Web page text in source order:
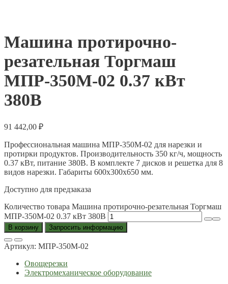
Машина протирочно-
резательная Торгмаш
МПР-350М-02 0.37 кВт
380В
91 442,00 ₽
Профессиональная машина МПР-350М-02 для нарезки и
протирки продуктов. Производительность 350 кг/ч, мощность
0.37 кВт, питание 380В. В комплекте 7 дисков и решетка для 8
видов нарезки. Габариты 600х300х650 мм.
Доступно для предзаказа
Количество товара Машина протирочно-резательная Торгмаш
МПР-350М-02 0.37 кВт 380В
В корзину Запросить информацию
Артикул: МПР-350М-02
Овощерезки
Электромеханическое оборудование